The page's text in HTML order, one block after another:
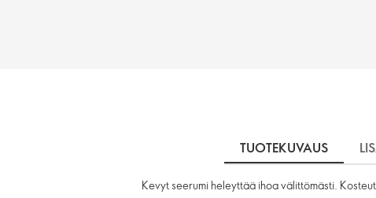
TUOTEKUVAUS
Kevyt seerumi heleyttää ihoa välittömästi.